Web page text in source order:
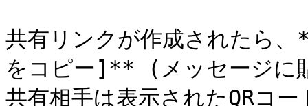
共有リンクが作成された
をコピー]** (メッセージに
共有相手は表示されたQRコ